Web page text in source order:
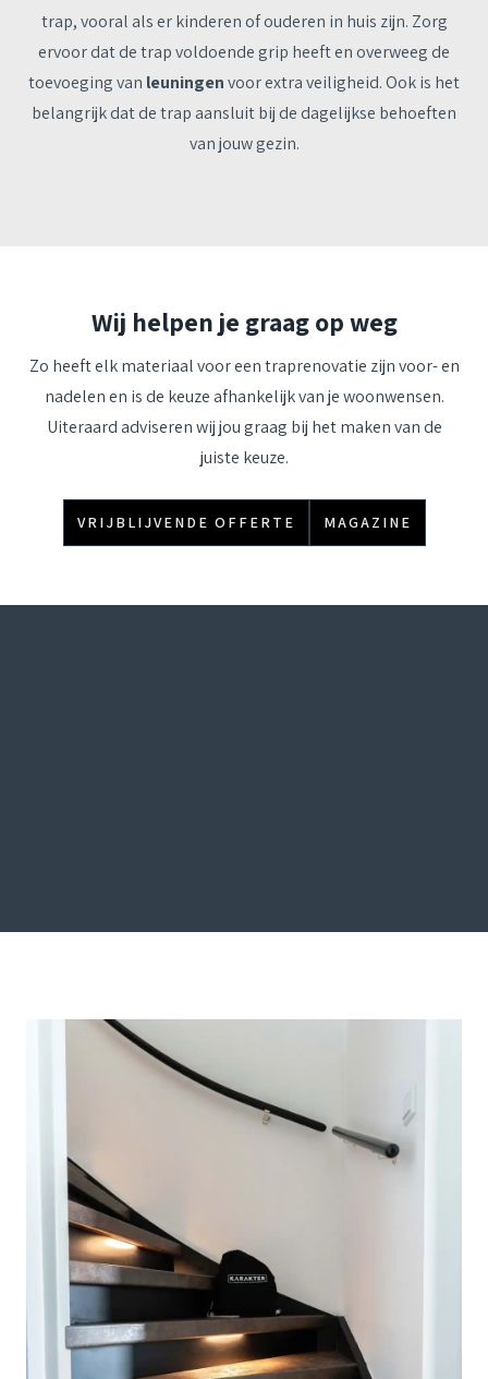
trap, vooral als er kinderen of ouderen in huis zijn. Zorg
ervoor dat de trap voldoende grip heeft en overweeg de
toevoeging van leuningenvoor extra veiligheid. Ook is het
belangrijk dat de trap aansluit bij de dagelijkse behoeften
van jouw gezin.
Wij helpen je graag op weg
Zo heeft elk materiaal voor een traprenovatie zijn voor- en
nadelen en is de keuze afhankelijk van je woonwensen.
Uiteraard adviseren wij jou graag bij het maken van de
juiste keuze.
VRIJBLIJVENDE OFFERTE MAGAZINE